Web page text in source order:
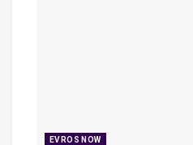
EVROS NOW